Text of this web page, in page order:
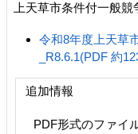
上天草市条件付一般
令和8年度上天草
_R8.6.1(PDF 約
追加情報
PDF形式のファイ